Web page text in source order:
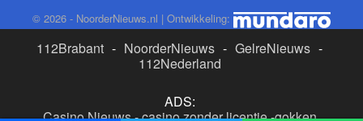
© 2026 - NoorderNieuws.nl | Ontwikkeling:
112Brabant - NoorderNieuws - GelreNieuws -
112Nederland
ADS:
Casino Nieuws-casino zonder licentie-gokken